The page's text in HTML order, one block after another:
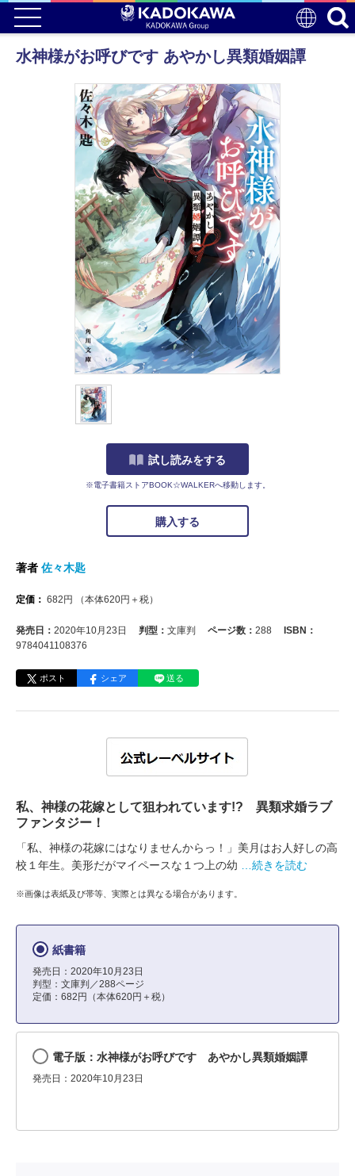
水神様がお呼びです あやかし異類婚姻譚
試し読みをする
※電子書籍ストアBOOK☆WALKERへ移動します。
購入する
著者 佐々木匙
定価： 682 円 （本体620円＋税）
発売日： 2020年10月23日 判型： 文庫判 ページ数： 288
ISBN：
9784041108376
ポスト シェア 送る
私、神様の花嫁として狙われています!? 異類求婚ラブ
ファンタジー！
「私、神様の花嫁にはなりませんからっ！」美月はお人好しの高
校１年生。美形だがマイペースな１つ上の幼
…続きを読む
※画像は表紙及び帯等、実際とは異なる場合があります。
紙書籍
発売日：2020年10月23日
判型：文庫判／288ページ
定価：682円（本体620円＋税）
電子版：水神様がお呼びです あやかし異類婚姻譚
発売日：2020年10月23日